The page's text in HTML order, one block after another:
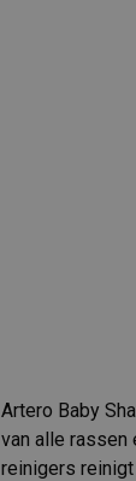
Artero Baby
van alle rassen
reinigers reinigt